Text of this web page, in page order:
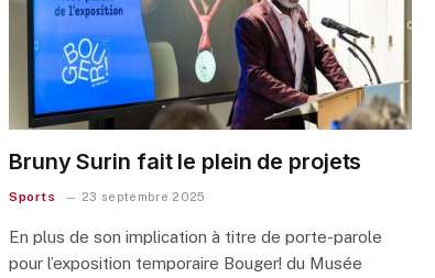
Bruny Surin fait le plein de projets
Sports 23 septembre 2025
En plus de son implication à titre de porte-parole
pour l’exposition temporaire Bouger! du Musée